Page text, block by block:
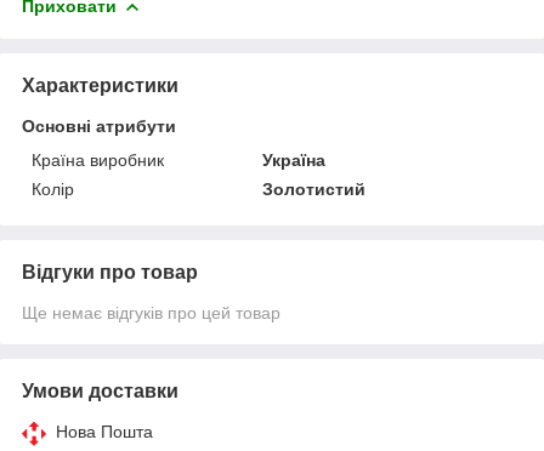
Приховати
Характеристики
Основні атрибути
Країна виробник
Україна
Колір
Золотистий
Відгуки про товар
Ще немає відгуків про цей товар
Умови доставки
Нова Пошта